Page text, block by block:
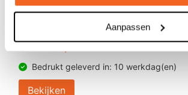
Aanpassen
Mondkapjes, all over bedrukt
vanaf € 1,86
Bedrukt geleverd in: 10 werkdag(en)
Bekijken